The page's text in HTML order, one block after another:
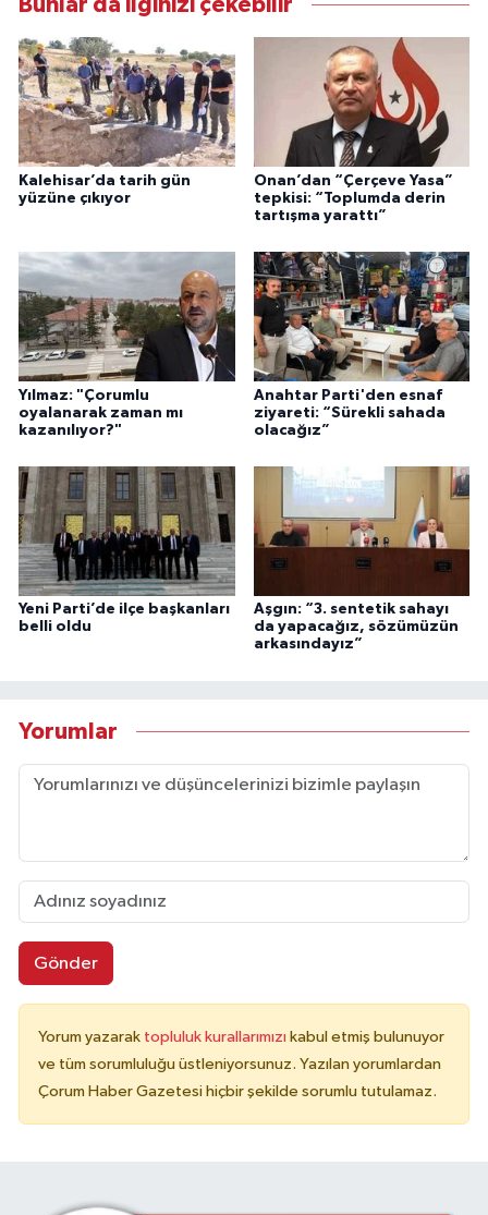
Bunlar da ilginizi çekebilir
Kalehisar’da tarih gün
yüzüne çıkıyor
Onan’dan “Çerçeve Yasa”
tepkisi: “Toplumda derin
tartışma yarattı”
Yılmaz: "Çorumlu
oyalanarak zaman mı
kazanılıyor?"
Anahtar Parti'den esnaf
ziyareti: “Sürekli sahada
olacağız”
Yeni Parti’de ilçe başkanları
belli oldu
Aşgın: “3. sentetik sahayı
da yapacağız, sözümüzün
arkasındayız”
Yorumlar
Gönder
Yorum yazarak topluluk kurallarımızı kabul etmiş bulunuyor
ve tüm sorumluluğu üstleniyorsunuz. Yazılan yorumlardan
Çorum Haber Gazetesi hiçbir şekilde sorumlu tutulamaz.